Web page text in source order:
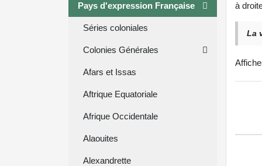
Pays d'expression Française
Séries coloniales
Colonies Générales
Afars et Issas
Aftrique Equatoriale
Afrique Occidentale
Alaouites
Alexandrette
à
La